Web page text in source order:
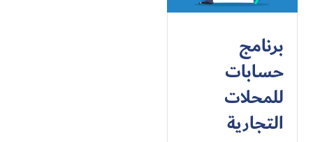
برنامج
حسابات
للمحلات
التجارية